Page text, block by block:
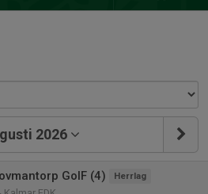
2026
GoIF (4) Herrlag